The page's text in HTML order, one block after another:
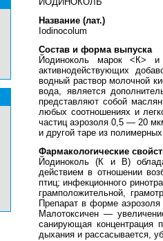
Название (лат.)
Iodinocolum
Состав и форма выпуска
Йодиноколь марок <К> и
активнодействующих
водный раствор молочной
вода, является
представляют собой
любых соотношениях и
частиц аэрозоля 0,5 — 20
и другой таре из
Фармакологические
Йодиноколь (К и В)
действием в отношении
птиц; инфекционного
грамположительной,
Препарат в форме
Малотоксичен —
санирующая концентрация
дыхания и рассасывается,